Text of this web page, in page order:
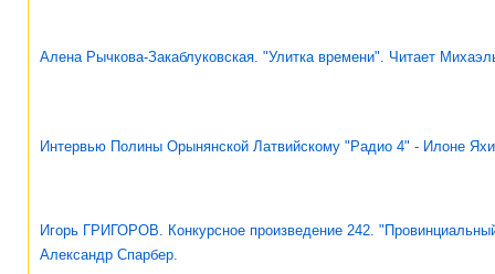
Алена Рычкова-Закаблуковская. "Улитка времени". Читает
Интервью Полины Орынянской Латвийскому "Радио 4" - Илоне
Игорь ГРИГОРОВ. Конкурсное произведение 242.
Александр Спарбер.